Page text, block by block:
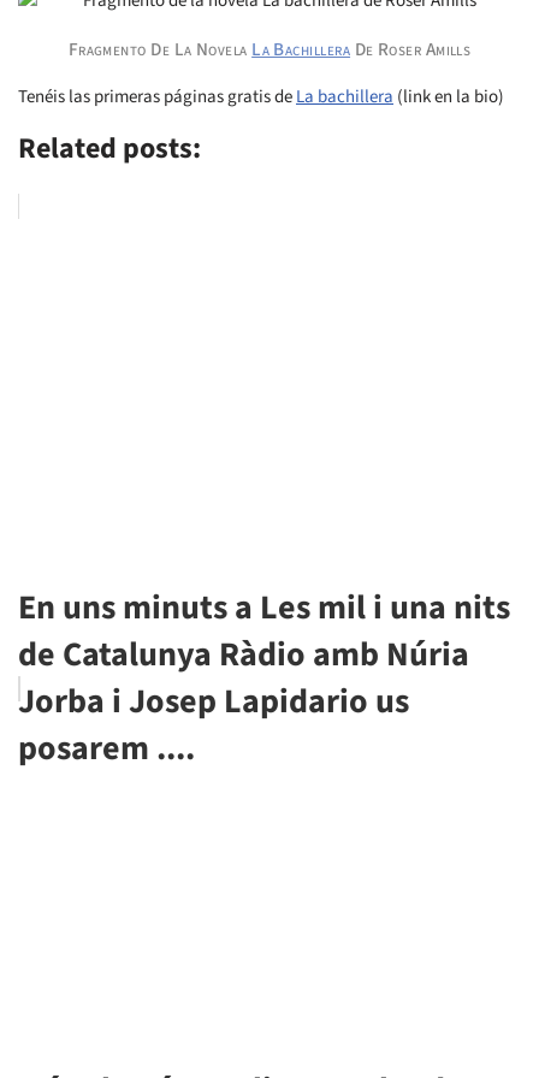
Fragmento De La Novela La Bachillera De Roser Amills
Tenéis las primeras páginas gratis deLa bachillera (link en la bio)
Related posts:
En uns minuts a Les mil i una nits
de Catalunya Ràdio amb Núria
Jorba i Josep Lapidario us
posarem ....